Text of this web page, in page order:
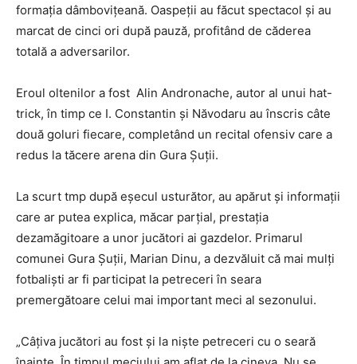
formația dâmbovițeană. Oaspeții au făcut spectacol și au
marcat de cinci ori după pauză, profitând de căderea
totală a adversarilor.
Eroul oltenilor a fost Alin Andronache, autor al unui hat-
trick, în timp ce I. Constantin și Năvodaru au înscris câte
două goluri fiecare, completând un recital ofensiv care a
redus la tăcere arena din Gura Șuții.
La scurt tmp după eșecul usturător, au apărut și informații
care ar putea explica, măcar parțial, prestația
dezamăgitoare a unor jucători ai gazdelor. Primarul
comunei Gura Șuții, Marian Dinu, a dezvăluit că mai mulți
fotbaliști ar fi participat la petreceri în seara
premergătoare celui mai important meci al sezonului.
„Câțiva jucători au fost și la niște petreceri cu o seară